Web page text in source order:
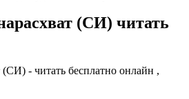
(СИ) читать
- читать бесплатно онлайн ,